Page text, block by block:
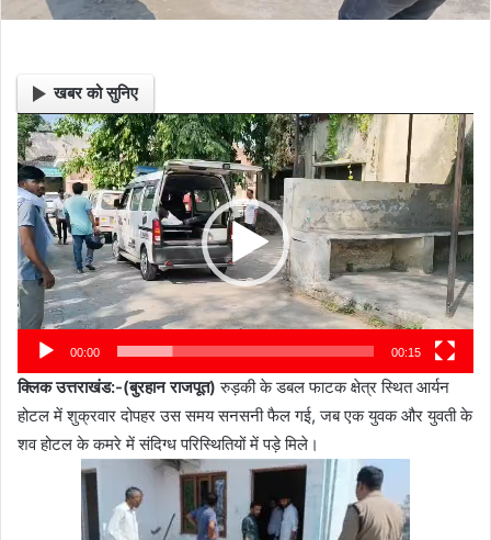
खबर को सुनिए
Video
Player
00:00 00:15
क्लिक उत्तराखंड:-(बुरहान राजपूत) रुड़की के डबल फाटक क्षेत्र स्थित आर्यन
होटल में शुक्रवार दोपहर उस समय सनसनी फैल गई, जब एक युवक और युवती के
शव होटल के कमरे में संदिग्ध परिस्थितियों में पड़े मिले।